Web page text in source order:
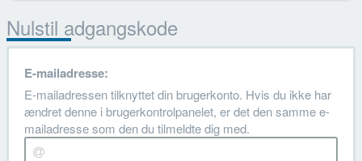
Nulstil adgangskode
E-mailadresse:
E-mailadressen tilknyttet din brugerkonto. Hvis du ikke har
ændret denne i brugerkontrolpanelet, er det den samme e-
mailadresse som den du tilmeldte dig med.